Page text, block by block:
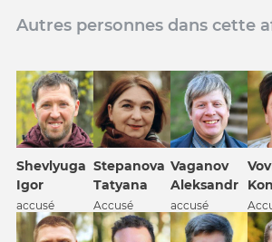
Autres personnes dans cette
Shevlyuga
Igor
accusé
Stepanova
Tatyana
Accusé
Vaganov
Aleksandr
accusé